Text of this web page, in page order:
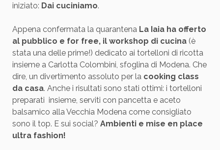
iniziato: Dai cuciniamo.
Appena confermata la quarantena La Iaia ha offerto
al pubblico e for free, il workshop di cucina(è
stata una delle prime!) dedicato ai tortelloni di ricotta
insieme a Carlotta Colombini, sfoglina di Modena. Che
dire, un divertimento assoluto per la cooking class
da casa. Anche i risultati sono stati ottimi: i tortelloni
preparati insieme, serviti con pancetta e aceto
balsamico alla Vecchia Modena come consigliato
sono il top. E sui social? Ambienti e mise en place
ultra fashion!